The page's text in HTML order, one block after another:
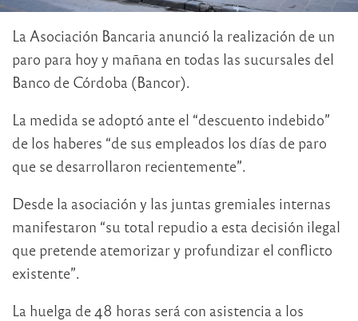
La Asociación Bancaria anunció la realización de un
paro para hoy y mañana en todas las sucursales del
Banco de Córdoba (Bancor).
La medida se adoptó ante el “descuento indebido”
de los haberes “de sus empleados los días de paro
que se desarrollaron recientemente”.
Desde la asociación y las juntas gremiales internas
manifestaron “su total repudio a esta decisión ilegal
que pretende atemorizar y profundizar el conflicto
existente”.
La huelga de 48 horas será con asistencia a los